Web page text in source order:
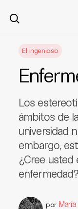
El Ingenioso
Los
ámbitos de
universidad
embargo,
¿Cree
enfermedad?
por